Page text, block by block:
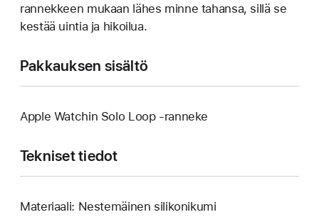
rannekkeen mukaan lähes minne tahansa, sillä se
kestää uintia ja hikoilua.
Pakkauksen sisältö
Apple Watchin Solo Loop ‑ranneke
Tekniset tiedot
Materiaali: Nestemäinen silikonikumi